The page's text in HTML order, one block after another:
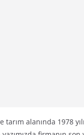
tarım alanında 1978